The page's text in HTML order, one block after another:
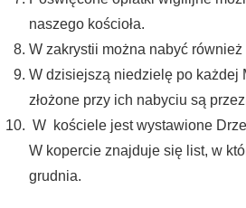
naszego kościoła.
W zakrystii można nabyć
W dzisiejszą niedzielę po każdej
złożone przy ich nabyciu są
W kościele jest wystawione
W kopercie znajduje się list, w
grudnia.